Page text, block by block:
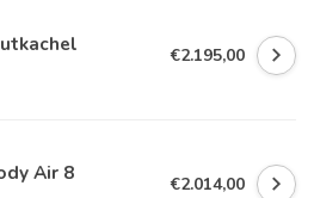
€2.195,00
Air 8 €2.014,00